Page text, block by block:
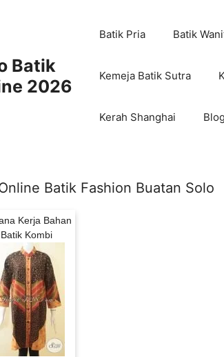
Batik
2026
Batik Pria Batik
Kemeja Batik Sutra
Kerah Shanghai Blog
Batik Fashion Buatan Solo
Kerja Bahan
Batik Kombi